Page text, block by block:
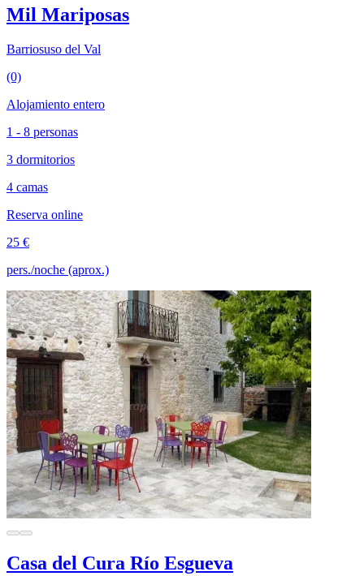
Mil Mariposas
Barriosuso del Val
(0)
Alojamiento entero
1 - 8 personas
3 dormitorios
4 camas
Reserva online
25 €
pers./noche (aprox.)
Casa del Cura Río Esgueva